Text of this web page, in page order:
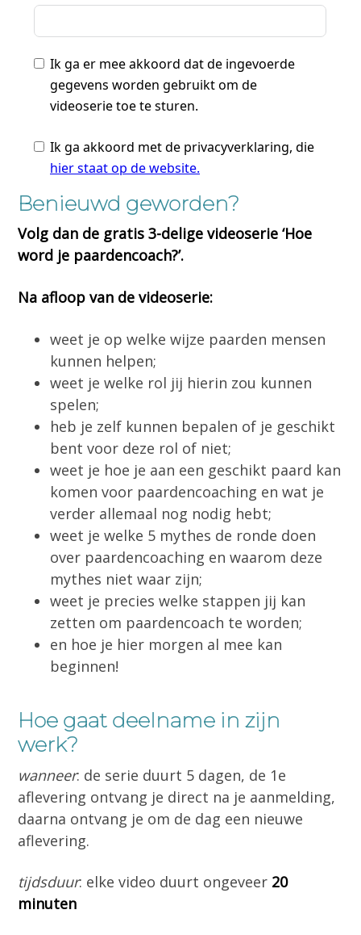
Benieuwd geworden?
Volg dan de gratis 3-delige videoserie ‘Hoe
word je paardencoach?’.
Na afloop van de videoserie:
weet je op welke wijze paarden mensen
kunnen helpen;
weet je welke rol jij hierin zou kunnen
spelen;
heb je zelf kunnen bepalen of je geschikt
bent voor deze rol of niet;
weet je hoe je aan een geschikt paard kan
komen voor paardencoaching en wat je
verder allemaal nog nodig hebt;
weet je welke 5 mythes de ronde doen
over paardencoaching en waarom deze
mythes niet waar zijn;
weet je precies welke stappen jij kan
zetten om paardencoach te worden;
en hoe je hier morgen al mee kan
beginnen!
Hoe gaat deelname in zijn
werk?
wanneer: de serie duurt 5 dagen, de 1e
aflevering ontvang je direct na je aanmelding,
daarna ontvang je om de dag een nieuwe
aflevering.
tijdsduur: elke video duurt ongeveer 20
minuten